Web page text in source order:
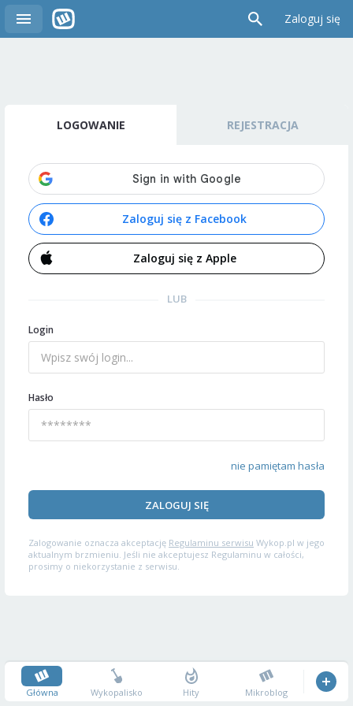
Zaloguj się
LOGOWANIE REJESTRACJA
Zaloguj się z Facebook
Zaloguj się z Apple
LUB
Login
Hasło
nie pamiętam hasła
ZALOGUJ SIĘ
Zalogowanie oznacza akceptację Regulaminu serwisu Wykop.pl w jego
aktualnym brzmieniu. Jeśli nie akceptujesz Regulaminu w całości,
prosimy o niekorzystanie z serwisu.
Główna Wykopalisko Hity Mikroblog